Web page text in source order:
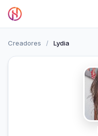
Creadores / Lydia